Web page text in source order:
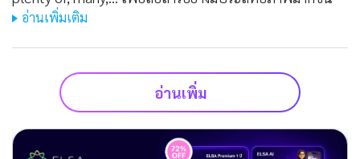
อ่านเพิ่มเติม
อ่านเพิ่ม